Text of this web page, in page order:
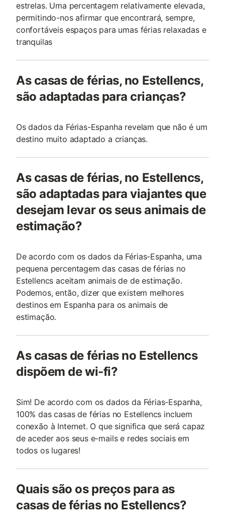
estrelas. Uma percentagem relativamente elevada,
permitindo-nos afirmar que encontrará, sempre,
confortáveis espaços para umas férias relaxadas e
tranquilas
As casas de férias, no Estellencs,
são adaptadas para crianças?
Os dados da Férias-Espanha revelam que não é um
destino muito adaptado a crianças.
As casas de férias, no Estellencs,
são adaptadas para viajantes que
desejam levar os seus animais de
estimação?
De acordo com os dados da Férias-Espanha, uma
pequena percentagem das casas de férias no
Estellencs aceitam animais de de estimação.
Podemos, então, dizer que existem melhores
destinos em Espanha para os animais de
estimação.
As casas de férias no Estellencs
dispõem de wi-fi?
Sim! De acordo com os dados da Férias-Espanha,
100% das casas de férias no Estellencs incluem
conexão à Internet. O que significa que será capaz
de aceder aos seus e-mails e redes sociais em
todos os lugares!
Quais são os preços para as
casas de férias no Estellencs?